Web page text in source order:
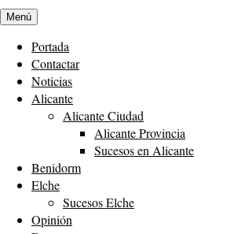
Menú
Portada
Contactar
Noticias
Alicante
Alicante Ciudad
Alicante Provincia
Sucesos en Alicante
Benidorm
Elche
Sucesos Elche
Opinión